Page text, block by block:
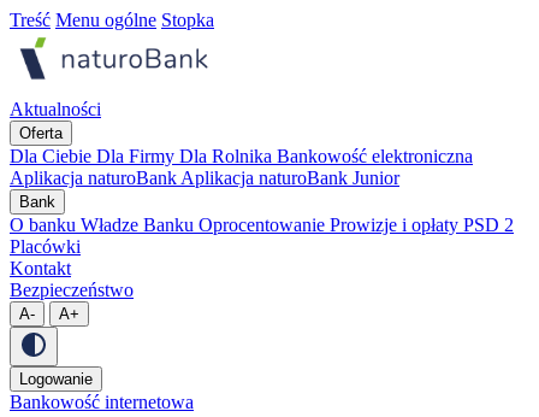
Treść Menu ogólne Stopka
Aktualności
Oferta
Dla Ciebie Dla Firmy Dla Rolnika Bankowość elektroniczna
Aplikacja naturoBank Aplikacja naturoBank Junior
Bank
O banku Władze Banku Oprocentowanie Prowizje i opłaty PSD 2
Placówki
Kontakt
Bezpieczeństwo
A- A+
Logowanie
Bankowość internetowa